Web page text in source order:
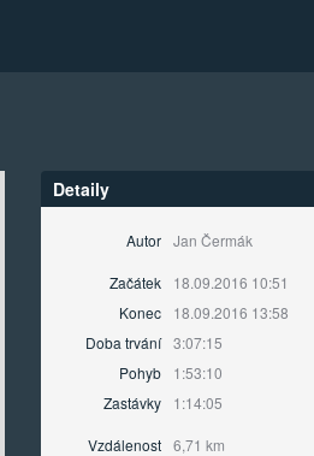
Detaily
Autor Jan Čermák
Začátek
18.09.2016 10:51
Konec
18.09.2016 13:58
Doba trvání 3:07:15
Pohyb
1:53:10
Zastávky
1:14:05
Vzdálenost 6,71 km